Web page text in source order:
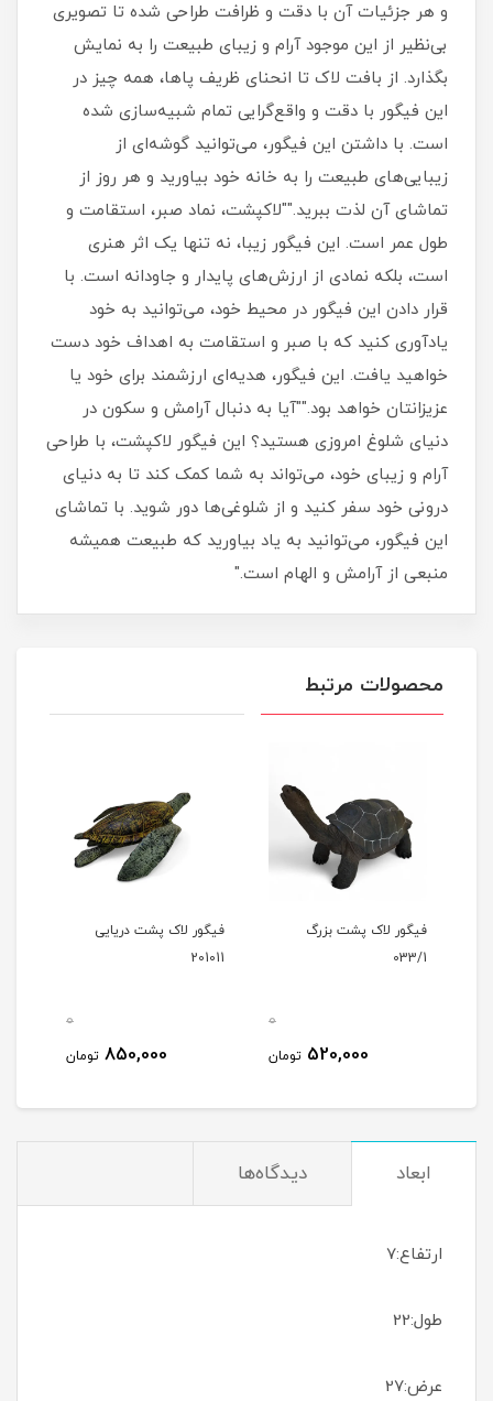
و هر جزئیات آن با دقت و ظرافت طراحی شده تا تصویری
بی‌نظیر از این موجود آرام و زیبای طبیعت را به نمایش
بگذارد. از بافت لاک تا انحنای ظریف پاها، همه چیز در
این فیگور با دقت و واقع‌گرایی تمام شبیه‌سازی شده
است. با داشتن این فیگور، می‌توانید گوشه‌ای از
زیبایی‌های طبیعت را به خانه خود بیاورید و هر روز از
تماشای آن لذت ببرید.""لاکپشت، نماد صبر، استقامت و
طول عمر است. این فیگور زیبا، نه تنها یک اثر هنری
است، بلکه نمادی از ارزش‌های پایدار و جاودانه است. با
قرار دادن این فیگور در محیط خود، می‌توانید به خود
یادآوری کنید که با صبر و استقامت به اهداف خود دست
خواهید یافت. این فیگور، هدیه‌ای ارزشمند برای خود یا
عزیزانتان خواهد بود.""آیا به دنبال آرامش و سکون در
دنیای شلوغ امروزی هستید؟ این فیگور لاکپشت، با طراحی
آرام و زیبای خود، می‌تواند به شما کمک کند تا به دنیای
درونی خود سفر کنید و از شلوغی‌ها دور شوید. با تماشای
این فیگور، می‌توانید به یاد بیاورید که طبیعت همیشه
منبعی از آرامش و الهام است."
محصولات مرتبط
فیگور لاک پشت بزرگ
033/1
0
520,000 تومان
فیگور لاک پشت دریایی
201011
0
850,000 تومان
ابعاد دیدگاه‌ها
ارتفاع:7
طول:22
عرض:27